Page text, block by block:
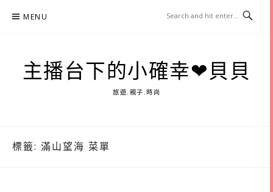
MENU
主播台下的小確幸❤貝貝
旅遊.親子.時尚
標籤: 滿山望海 菜單